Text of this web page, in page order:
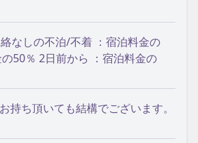
なしの不泊/不着 ：宿泊料金の
50％ 2日前から ：宿泊料金の
ち頂いても結構でございます。